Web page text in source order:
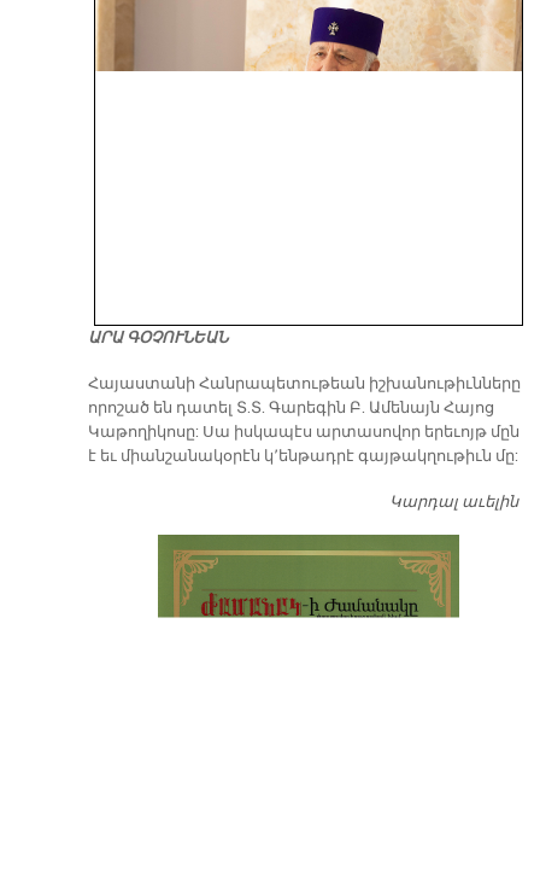
ԱՐԱ ԳՕՉՈՒՆԵԱՆ
​Հայաստանի Հանրապետութեան իշխանութիւնները
որոշած են դատել Տ.Տ. Գարեգին Բ. Ամենայն Հայոց
Կաթողիկոսը: Սա իսկապէս արտասովոր երեւոյթ մըն
է եւ միանշանակօրէն կ՚ենթադրէ գայթակղութիւն մը:
Կարդալ աւելին